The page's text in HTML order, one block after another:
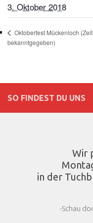
3. Oktober 2018
Oktoberfest Mückenloch
bekanntgegeben)
SO FINDEST DU UNS
Wir
in der
-Schau